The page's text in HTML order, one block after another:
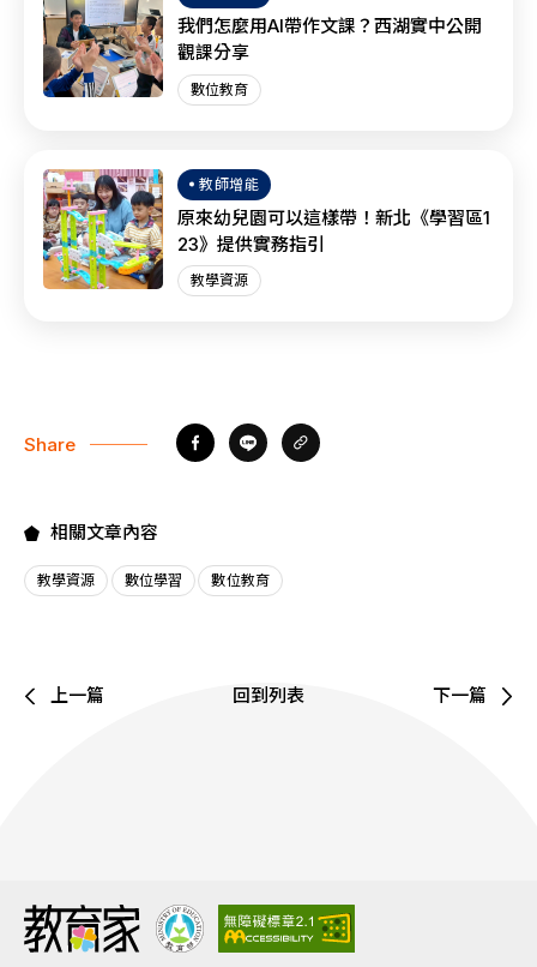
我們怎麼用AI帶作文課？西湖實中公開
觀課分享
數位教育
教師增能
原來幼兒園可以這樣帶！新北《學習區1
23》提供實務指引
教學資源
Share
相關文章內容
教學資源 數位學習 數位教育
上一篇 回到列表 下一篇